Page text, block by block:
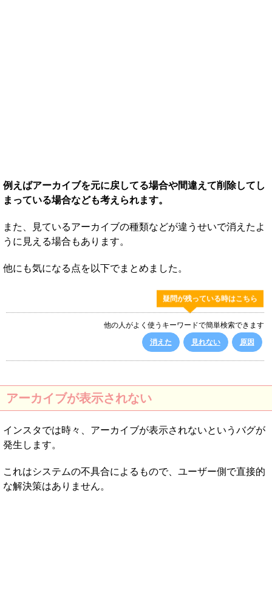
例えばアーカイブを元に戻してる場合や間違えて削除してし
まっている場合なども考えられます。
また、見ているアーカイブの種類などが違うせいで消えたよ
うに見える場合もあります。
他にも気になる点を以下でまとめました。
疑問が残っている時はこちら
他の人がよく使うキーワードで簡単検索できます
消えた
見れない 原因
アーカイブが表示されない
インスタでは時々、アーカイブが表示されないというバグが
発生します。
これはシステムの不具合によるもので、ユーザー側で直接的
な解決策はありません。